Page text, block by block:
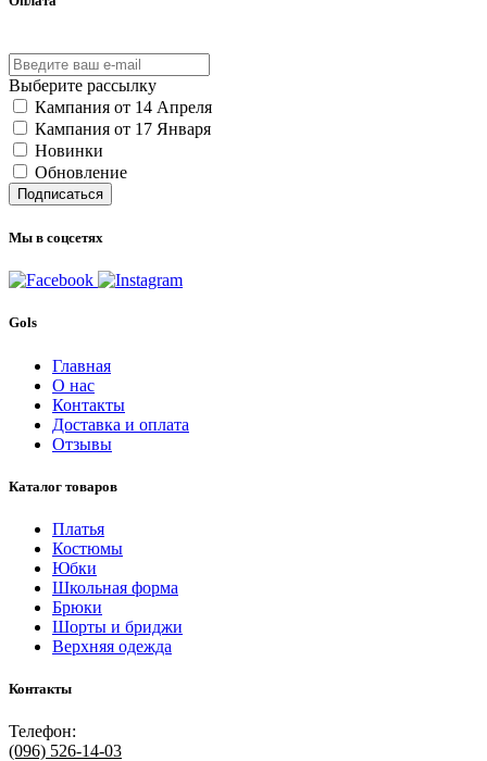
Выберите рассылку
Кампания от 14 Апреля
Кампания от 17 Января
Новинки
Обновление
Подписаться
Мы в соцсетях
Gols
Главная
О нас
Контакты
Доставка и оплата
Отзывы
Каталог товаров
Платья
Костюмы
Юбки
Школьная форма
Брюки
Шорты и бриджи
Верхняя одежда
Контакты
Телефон:
(096) 526-14-03